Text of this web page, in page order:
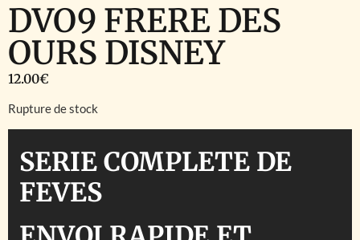
DVO9 FRERE DES
OURS DISNEY
12.00€
Rupture de stock
SERIE COMPLETE DE
FEVES